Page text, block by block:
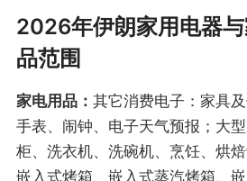
2026年伊朗家用电器
品范围
家电用品： 其它消费电子：家具
手表、闹钟、电子天气预报；大
柜、洗衣机、洗碗机、烹饪、烘
嵌入式烤箱、嵌入式蒸汽烤箱、